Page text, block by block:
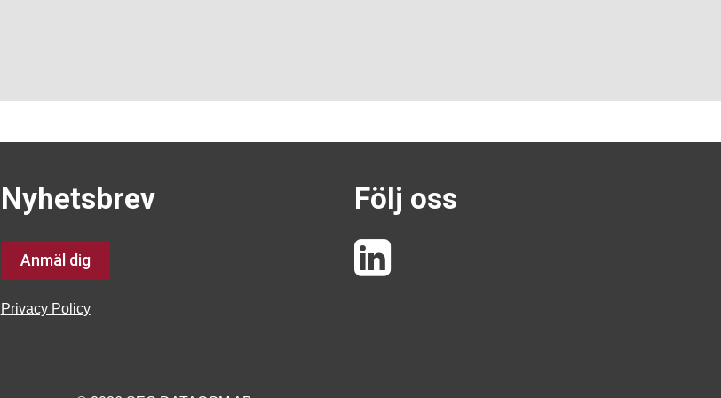
Nyhetsbrev
Anmäl dig
Privacy Policy
Följ oss